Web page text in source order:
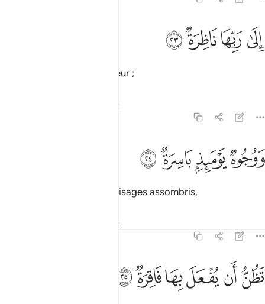
الى ربها ناظرة ٢٣
إِلَىٰ رَبِّهَا نَاظِرَةٌۭ ٢٣
ﱍﱎﱏﱐ
qui regarderont leur Seigneur ;
Réflexions
ووجوه يوميذ باسرة ٢٤
وَوُجُوهٌۭ يَوْمَئِذٍۭ بَاسِرَةٌۭ ٢٤
ﱑﱒﱓﱔ
et il y aura ce jour-là, des visages assombris,
Réflexions
تظن ان يفعل بها فاقرة ٢٥
تَظُنُّ أَن يُفْعَلَ بِهَا فَاقِرَةٌۭ ٢٥
ﱕﱖﱗﱘﱙﱚ